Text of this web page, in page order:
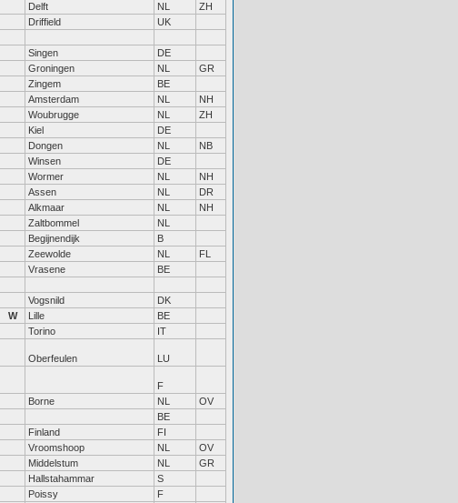
Delft NL
ZH
Driffield
UK
Singen
DE
Groningen NL
GR
Zingem
BE
Amsterdam NL
NH
Woubrugge NL
ZH
Kiel
DE
Dongen NL
NB
Winsen
DE
Wormer NL
NH
Assen NL
DR
Alkmaar NL
NH
Zaltbommel
NL
Begijnendijk
B
Zeewolde NL
FL
Vrasene
BE
Vogsnild
DK
W Lille
BE
Torino IT
Oberfeulen LU
F
Borne NL
OV
BE
Finland
FI
Vroomshoop NL
OV
Middelstum NL
GR
Hallstahammar
S
Poissy
F